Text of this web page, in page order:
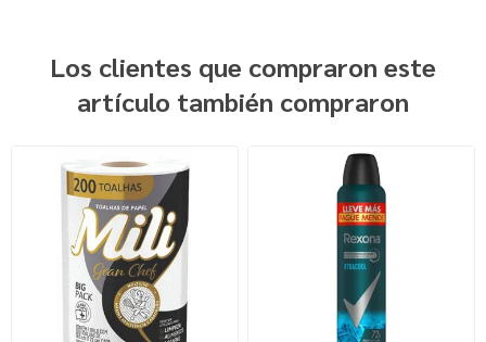
Los clientes que compraron este
artículo también compraron